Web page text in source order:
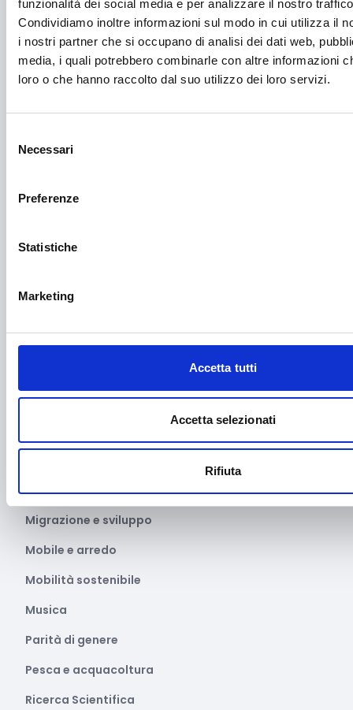
funzionalità dei social media e per analizzare il nostro
Condividiamo inoltre informazioni sul modo in cui utilizza il
i nostri partner che si occupano di analisi dei dati web,
media, i quali potrebbero combinarle con altre informazioni
loro o che hanno raccolto dal suo utilizzo dei loro servizi.
delNecessari
Preferenze
Statistiche
Marketing
Accetta tutti
Accetta selezionati
Rifiuta
Fotovoltaico
Gastronomia
Giustizia e sicurezza
Inclusione Sociale e Solidarietà
Intelligenza Artificiale
Manifestazioni Sportive
Media e informazione
Migrazione e sviluppo
Mobile e arredo
Mobilità sostenibile
Musica
Parità di genere
Pesca e acquacoltura
Ricerca Scientifica